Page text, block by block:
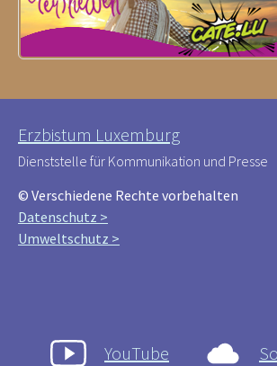
Erzbistum Luxemburg
Dienststelle für Kommunikation und Presse
© Verschiedene Rechte vorbehalten
Datenschutz >
Umweltschutz >
YouTube